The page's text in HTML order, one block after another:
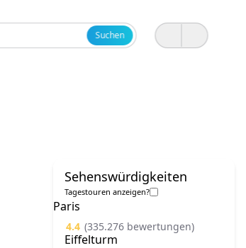
Suchen
Sehenswürdigkeiten
Tagestouren anzeigen?
Paris
4.4 (335.276 bewertungen)
Eiffelturm